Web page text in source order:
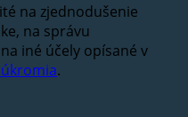
na zjednodušenie
na správu
iné účely opísané v
.